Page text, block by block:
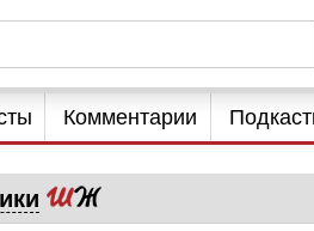
Комментарии